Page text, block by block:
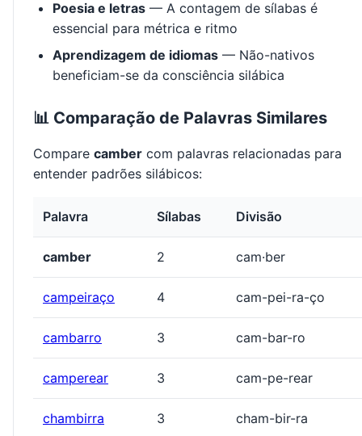
Poesia e letras — A contagem de sílabas é
essencial para métrica e ritmo
Aprendizagem de idiomas — Não-nativos
beneficiam-se da consciência silábica
📊 Comparação de Palavras Similares
Compare camber com palavras relacionadas para
entender padrões silábicos:
Palavra Sílabas Divisão
camber 2 cam·ber
campeiraço 4 cam-pei-ra-ço
cambarro 3 cam-bar-ro
camperear 3 cam-pe-rear
chambirra 3 cham-bir-ra